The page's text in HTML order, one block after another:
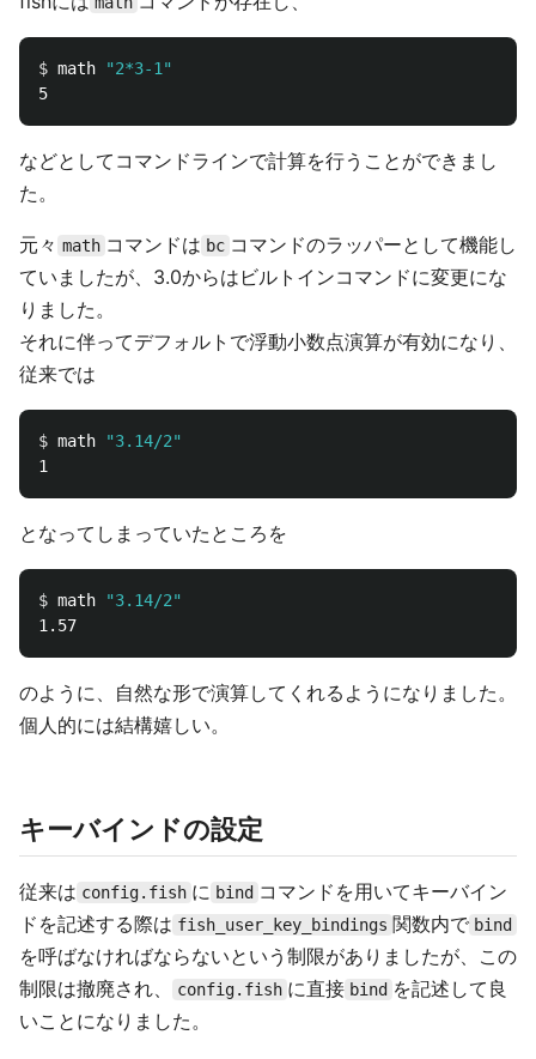
$ math
"2*3-1"
などとしてコマンドラインで計算を行うことができまし
た。
元々 math コマンドは bc コマンドのラッパーとして機能し
ていましたが、3.0からはビルトインコマンドに変更にな
りました。
それに伴ってデフォルトで浮動小数点演算が有効になり、
従来では
$ math
"3.14/2"
となってしまっていたところを
$ math
"3.14/2"
のように、自然な形で演算してくれるようになりました。
個人的には結構嬉しい。
キーバインドの設定
従来は config.fish に bind コマンドを用いてキーバイン
ドを記述する際は fish_user_key_bindings 関数内で bind
を呼ばなければならないという制限がありましたが、この
制限は撤廃され、
config.fish に直接 bind を記述して良
いことになりました。